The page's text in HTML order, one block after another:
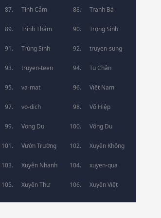
Tình Cảm Tranh Bá
Trinh Thám Trọng Sinh
Trùng Sinh truyen-sung
truyen-teen Tu Chân
va-mat Việt Nam
vo-dich Võ Hiệp
Vong Du Võng Du
Vườn Trường Xuyên Không
Xuyên Nhanh xuyen-qua
Xuyên Thư Xuyên Việt